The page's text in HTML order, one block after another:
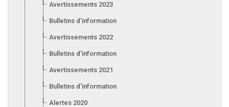
Avertissements 2023
Bulletins d'information 2023
Avertissements 2022
Bulletins d'information 2022
Avertissements 2021
Bulletins d'information 2021
Alertes 2020